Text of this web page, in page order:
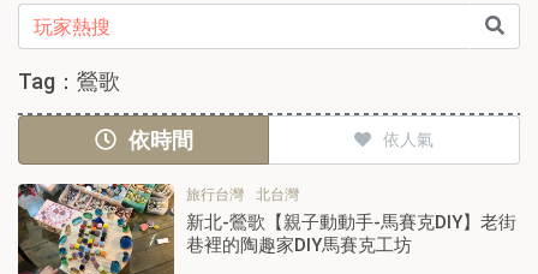
Tag：鶯歌
依時間 依人氣
旅行台灣 北台灣
新北-鶯歌【親子動動手-馬賽克DIY】老街
巷裡的陶趣家DIY馬賽克工坊